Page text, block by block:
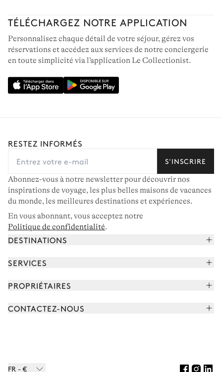
TÉLÉCHARGEZ NOTRE APPLICATION
Personnalisez chaque détail de votre séjour, gérez vos
réservations et accédez aux services de notre conciergerie
en toute simplicité via l’application Le Collectionist.
RESTEZ INFORMÉS
S'INSCRIRE
Abonnez-vous à notre newsletter pour découvrir nos
inspirations de voyage, les plus belles maisons de vacances
du monde, les meilleures destinations et expériences.
En vous abonnant, vous acceptez notre
Politique de confidentialité.
DESTINATIONS
Corse
Cap Ferret
SERVICES
Réserver vos vacances
Rencontrer votre concierge
PROPRIÉTAIRES
CONTACTEZ-NOUS
FR - €